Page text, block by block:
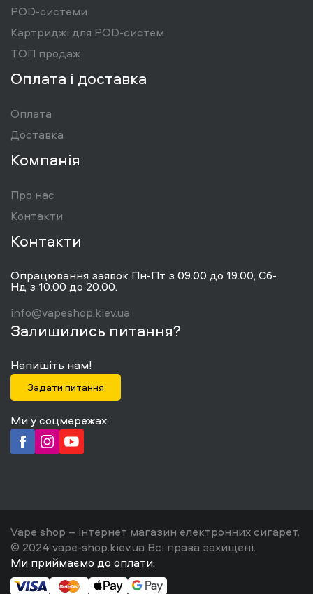
POD-системи
Картриджі для POD-систем
ТОП продаж
Оплата і доставка
Оплата
Доставка
Компанія
Про нас
Контакти
Контакти
Опрацювання заявок Пн-Пт з 09.00 до 19.00, Сб-
Нд з 10.00 до 20.00.
info@vapeshop.kiev.ua
Залишились питання?
Напишіть нам!
Задати питання
Ми у соцмережах:
Vape shop – інтернет магазин електронних сигарет.
© 2024 vape-shop.kiev.ua Всі права захищені.
Ми приймаємо до оплати: